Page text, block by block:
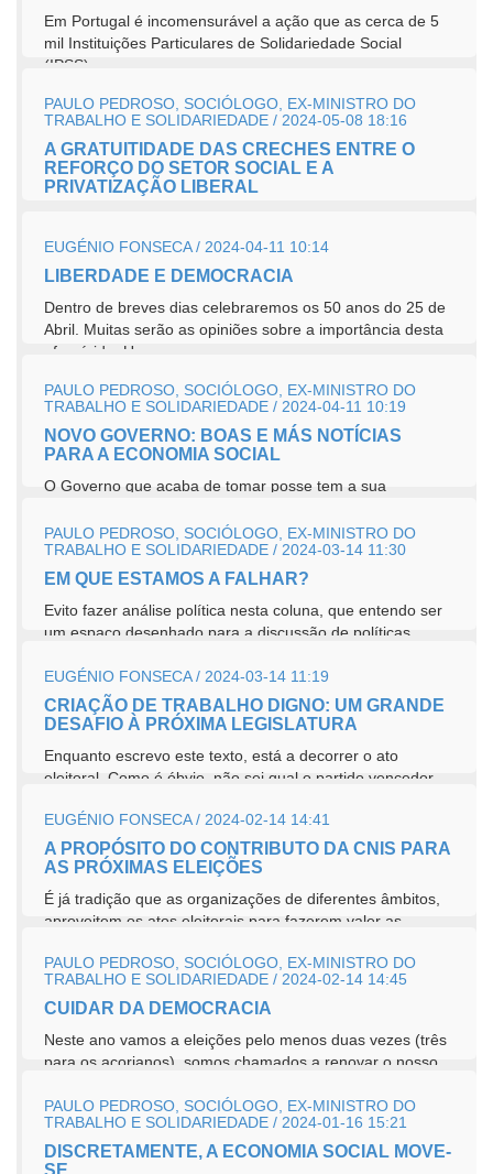
Em Portugal é incomensurável a ação que as cerca de 5
mil Instituições Particulares de Solidariedade Social
(IPSS)...
PAULO PEDROSO, SOCIÓLOGO, EX-MINISTRO DO
TRABALHO E SOLIDARIEDADE / 2024-05-08 18:16
A GRATUITIDADE DAS CRECHES ENTRE O
REFORÇO DO SETOR SOCIAL E A
PRIVATIZAÇÃO LIBERAL
das amas do Instituto de Segurança Social, assumida pela
EUGÉNIO FONSECA / 2024-04-11 10:14
LIBERDADE E DEMOCRACIA
Dentro de breves dias celebraremos os 50 anos do 25 de
Abril. Muitas serão as opiniões sobre a importância desta
efeméride. Uns...
PAULO PEDROSO, SOCIÓLOGO, EX-MINISTRO DO
TRABALHO E SOLIDARIEDADE / 2024-04-11 10:19
NOVO GOVERNO: BOAS E MÁS NOTÍCIAS
PARA A ECONOMIA SOCIAL
O Governo que acaba de tomar posse tem a sua
apresentar nem viabilizar qualquer moção de...
PAULO PEDROSO, SOCIÓLOGO, EX-MINISTRO DO
TRABALHO E SOLIDARIEDADE / 2024-03-14 11:30
EM QUE ESTAMOS A FALHAR?
Evito fazer análise política nesta coluna, que entendo ser
um espaço desenhado para a discussão de políticas
EUGÉNIO FONSECA / 2024-03-14 11:19
CRIAÇÃO DE TRABALHO DIGNO: UM GRANDE
DESAFIO À PRÓXIMA LEGISLATURA
Enquanto escrevo este texto, está a decorrer o ato
eleitoral. Como é óbvio, não sei qual o partido vencedor,
EUGÉNIO FONSECA / 2024-02-14 14:41
A PROPÓSITO DO CONTRIBUTO DA CNIS PARA
AS PRÓXIMAS ELEIÇÕES
É já tradição que as organizações de diferentes âmbitos,
aproveitem os atos eleitorais para fazerem valer as...
PAULO PEDROSO, SOCIÓLOGO, EX-MINISTRO DO
TRABALHO E SOLIDARIEDADE / 2024-02-14 14:45
CUIDAR DA DEMOCRACIA
Neste ano vamos a eleições pelo menos duas vezes (três
para os açorianos), somos chamados a renovar o nosso
PAULO PEDROSO, SOCIÓLOGO, EX-MINISTRO DO
TRABALHO E SOLIDARIEDADE / 2024-01-16 15:21
DISCRETAMENTE, A ECONOMIA SOCIAL MOVE-
SE.